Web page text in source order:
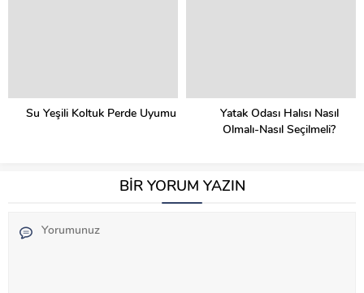
Su Yeşili Koltuk Perde Uyumu
Yatak Odası Halısı Nasıl
Olmalı-Nasıl Seçilmeli?
BİR YORUM YAZIN